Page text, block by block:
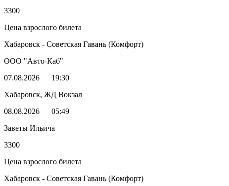
3300
Цена взрослого билета
Хабаровск - Советская Гавань (Комфорт)
ООО "Авто-Каб"
07.08.2026
19:30
Хабаровск, ЖД Вокзал
08.08.2026
05:49
Заветы Ильича
3300
Цена взрослого билета
Хабаровск - Советская Гавань (Комфорт)